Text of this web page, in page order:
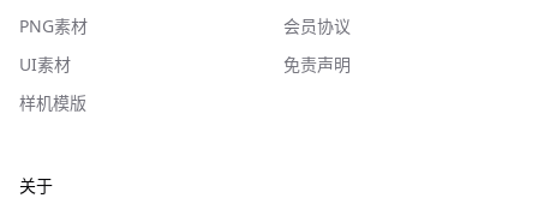
PNG素材
UI素材
样机模版
会员协议
免责声明
关于